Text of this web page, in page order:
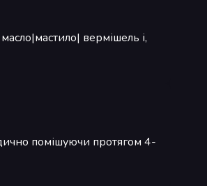
вермішель і,
помішуючи протягом 4-